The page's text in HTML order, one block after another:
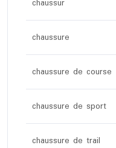
chaussur
chaussure
chaussure de course
chaussure de sport
chaussure de trail